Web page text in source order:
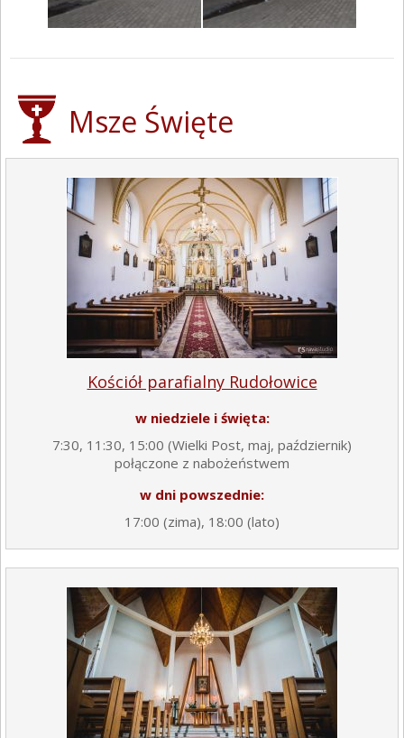
Msze Święte
Kościół parafialny Rudołowice
w niedziele i święta:
7:30, 11:30, 15:00 (Wielki Post, maj, październik)
połączone z nabożeństwem
w dni powszednie:
17:00 (zima), 18:00 (lato)